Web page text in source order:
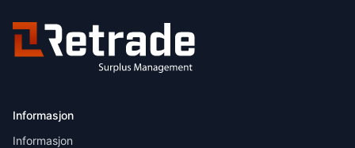
Informasjon
Informasjon